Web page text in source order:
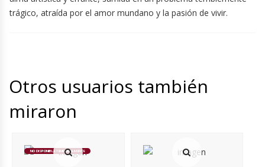
trágico, atraída por el amor mundano y la pasión de vivir.
Otros usuarios también
miraron
NO DISPONIBLE TEMPORALMENTE